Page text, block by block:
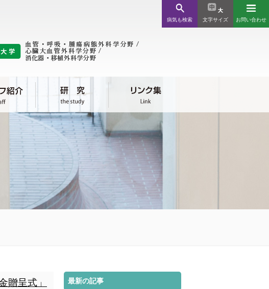
病気も検索 文字サイズ お問い合わせ
・移植外科
消化管外科学分野
膵・移植外科 消化管外科
膵・移植外科 消化管外科
/
小児外科
リンク集
医療機関様
旭川近郊 / 北海道・全国
学会関係
贈呈式」
最新の記事